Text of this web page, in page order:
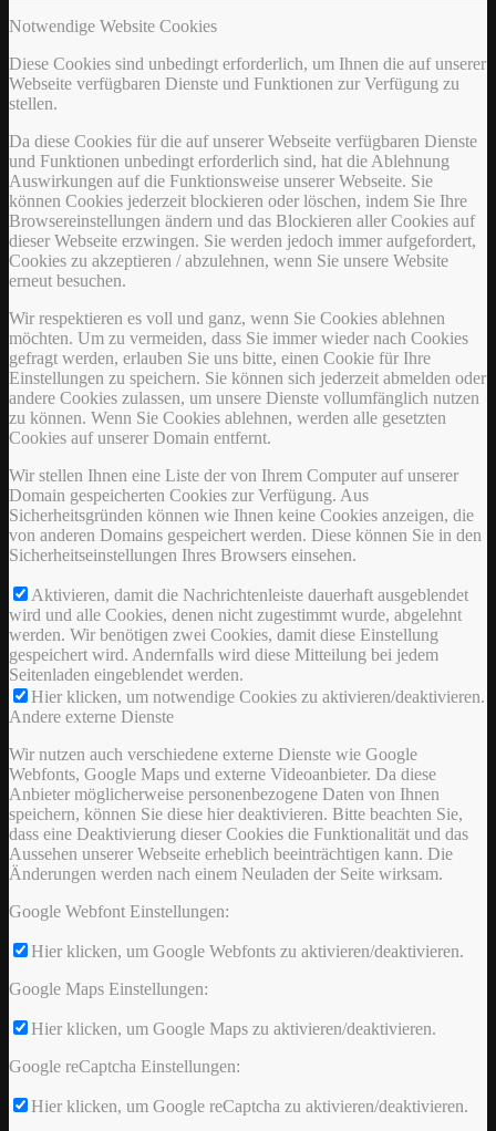
Notwendige Website Cookies
Diese Cookies sind unbedingt erforderlich, um Ihnen die auf unserer
Webseite verfügbaren Dienste und Funktionen zur Verfügung zu
stellen.
Da diese Cookies für die auf unserer Webseite verfügbaren Dienste
und Funktionen unbedingt erforderlich sind, hat die Ablehnung
Auswirkungen auf die Funktionsweise unserer Webseite. Sie
können Cookies jederzeit blockieren oder löschen, indem Sie Ihre
Browsereinstellungen ändern und das Blockieren aller Cookies auf
dieser Webseite erzwingen. Sie werden jedoch immer aufgefordert,
Cookies zu akzeptieren / abzulehnen, wenn Sie unsere Website
erneut besuchen.
Wir respektieren es voll und ganz, wenn Sie Cookies ablehnen
möchten. Um zu vermeiden, dass Sie immer wieder nach Cookies
gefragt werden, erlauben Sie uns bitte, einen Cookie für Ihre
Einstellungen zu speichern. Sie können sich jederzeit abmelden oder
andere Cookies zulassen, um unsere Dienste vollumfänglich nutzen
zu können. Wenn Sie Cookies ablehnen, werden alle gesetzten
Cookies auf unserer Domain entfernt.
Wir stellen Ihnen eine Liste der von Ihrem Computer auf unserer
Domain gespeicherten Cookies zur Verfügung. Aus
Sicherheitsgründen können wie Ihnen keine Cookies anzeigen, die
von anderen Domains gespeichert werden. Diese können Sie in den
Sicherheitseinstellungen Ihres Browsers einsehen.
Aktivieren, damit die Nachrichtenleiste dauerhaft ausgeblendet
wird und alle Cookies, denen nicht zugestimmt wurde, abgelehnt
werden. Wir benötigen zwei Cookies, damit diese Einstellung
gespeichert wird. Andernfalls wird diese Mitteilung bei jedem
Seitenladen eingeblendet werden.
Hier klicken, um notwendige Cookies zu aktivieren/deaktivieren.
Andere externe Dienste
Wir nutzen auch verschiedene externe Dienste wie Google
Webfonts, Google Maps und externe Videoanbieter. Da diese
Anbieter möglicherweise personenbezogene Daten von Ihnen
speichern, können Sie diese hier deaktivieren. Bitte beachten Sie,
dass eine Deaktivierung dieser Cookies die Funktionalität und das
Aussehen unserer Webseite erheblich beeinträchtigen kann. Die
Änderungen werden nach einem Neuladen der Seite wirksam.
Google Webfont Einstellungen:
Hier klicken, um Google Webfonts zu aktivieren/deaktivieren.
Google Maps Einstellungen:
Hier klicken, um Google Maps zu aktivieren/deaktivieren.
Google reCaptcha Einstellungen:
Hier klicken, um Google reCaptcha zu aktivieren/deaktivieren.